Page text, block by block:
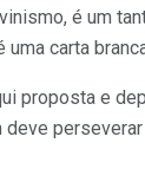
é um
carta
proposta e
perseverar